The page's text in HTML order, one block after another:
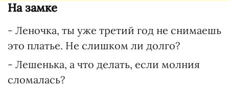
На замке
- Леночка, ты уже третий год не снимаешь
это платье. Не слишком ли долго?
- Лешенька, а что делать, если молния
сломалась?